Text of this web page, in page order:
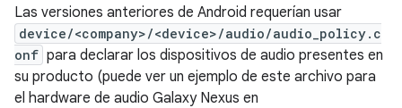
Las versiones anteriores de Android requerían usar
device/<company>/<device>/audio/audio_policy.c
onf para declarar los dispositivos de audio presentes en
su producto (puede ver un ejemplo de este archivo para
el hardware de audio Galaxy Nexus en